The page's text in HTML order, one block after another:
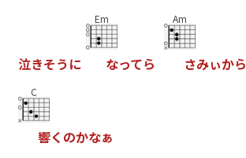
泣きそう に
Em
なってら
Am
さみぃから
C
響く のかなぁ